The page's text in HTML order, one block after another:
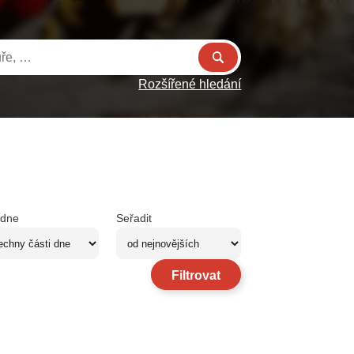
Rozšířené hledání
Seřadit
Filtrovat